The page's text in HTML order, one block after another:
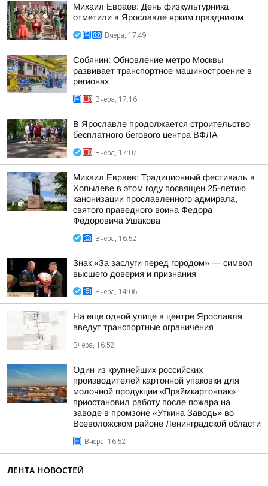
Михаил Евраев: День физкультурника
отметили в Ярославле ярким праздником
Вчера, 17:49
Собянин: Обновление метро Москвы
развивает транспортное машиностроение в
регионах
Вчера, 17:16
В Ярославле продолжается строительство
бесплатного бегового центра ВФЛА
Вчера, 17:07
Михаил Евраев: Традиционный фестиваль в
Хопылеве в этом году посвящен 25-летию
канонизации прославленного адмирала,
святого праведного воина Федора
Федоровича Ушакова
Вчера, 16:52
Знак «За заслуги перед городом» — символ
высшего доверия и признания
Вчера, 14:06
На еще одной улице в центре Ярославля
введут транспортные ограничения
Вчера, 16:52
Один из крупнейших российских
производителей картонной упаковки для
молочной продукции «Праймкартонпак»
приостановил работу после пожара на
заводе в промзоне «Уткина Заводь» во
Всеволожском районе Ленинградской области
Вчера, 16:52
ЛЕНТА НОВОСТЕЙ